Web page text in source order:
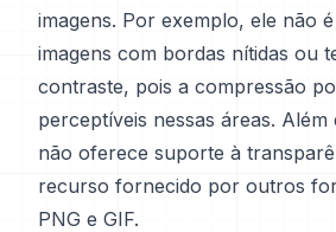
imagens. Por exemplo, ele não
imagens com bordas nítidas ou
contraste, pois a compressão
perceptíveis nessas áreas. Além
não oferece suporte à
recurso fornecido por outros
PNG e GIF.